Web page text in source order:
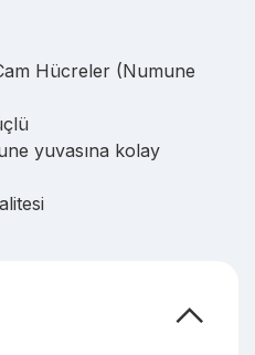
Hücreler (Numune
yuvasına kolay